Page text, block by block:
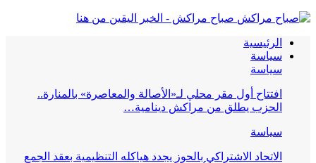
صباح مراكش - الخبر اليقين من هنا
الرئيسية
سياسة
سياسة
افتتاح أول مقر محلي لـ«الأصالة والمعاصرة» بالمنارة..
الحزب يطلق من مراكش دينامية…
سياسة
الاتحاد الاشتراكي بالحوز يجدد هياكله التنظيمية بعقد الجمع